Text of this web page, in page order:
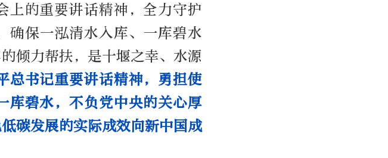
上的重要讲话精神，全力守护
保一泓清水入库、一库碧水
倾力帮扶，是十堰之幸、水源
总书记重要讲话精神，勇担使
库碧水，不负党中央的关心厚
碳发展的实际成效向新中国成